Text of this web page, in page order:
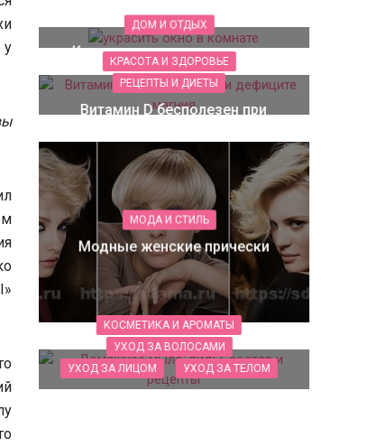
у
популярна?
ДОМ И ОТДЫХ
Как украсить окно в комнате
КРАСОТА И ЗДОРОВЬЕ
РЕЦЕПТЫ И ДИЕТЫ
Витамин D бесполезен при
МОДА И СТИЛЬ
Модные женские прически
КОСМЕТИКА И АРОМАТЫ
УХОД ЗА ВОЛОСАМИ
УХОД ЗА ЛИЦОМ
УХОД ЗА ТЕЛОМ
Домашнее мыло: виды, состав и